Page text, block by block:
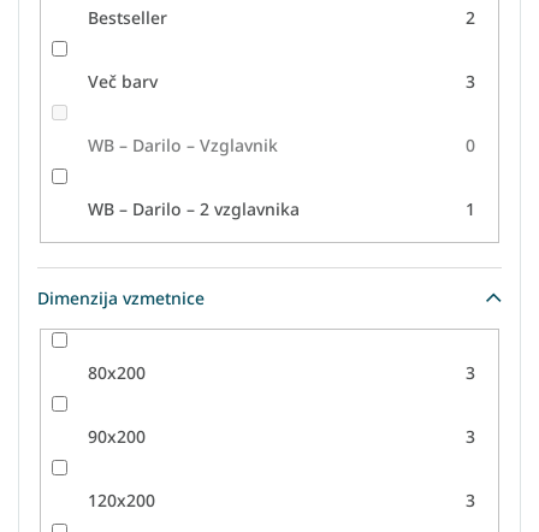
Bestseller 2
Več barv 3
WB – Darilo – Vzglavnik 0
WB – Darilo – 2 vzglavnika 1
Dimenzija vzmetnice
80x200 3
90x200 3
120x200 3